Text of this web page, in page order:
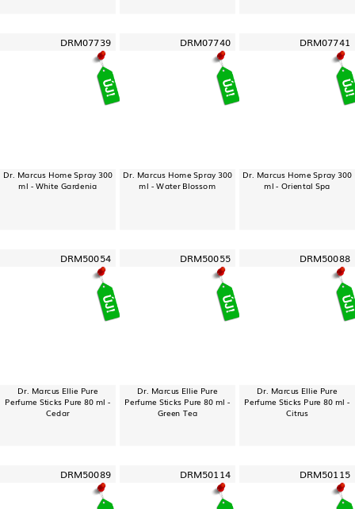
DRM07739
Dr. Marcus Home Spray 300
ml - White Gardenia
DRM07740
Dr. Marcus Home Spray 300
ml - Water Blossom
DRM07741
Dr. Marcus Home Spray 300
ml - Oriental Spa
DRM50054
Dr. Marcus Ellie Pure
Perfume Sticks Pure 80 ml -
Cedar
DRM50055
Dr. Marcus Ellie Pure
Perfume Sticks Pure 80 ml -
Green Tea
DRM50088
Dr. Marcus Ellie Pure
Perfume Sticks Pure 80 ml -
Citrus
DRM50089 DRM50114 DRM50115